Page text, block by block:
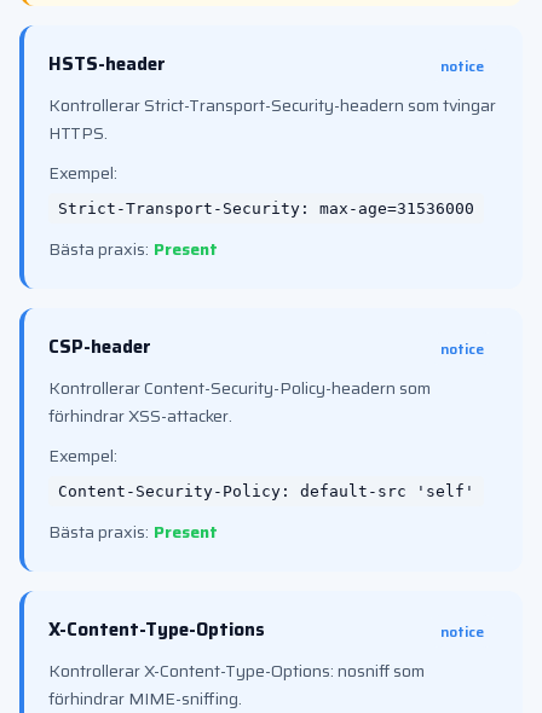
HSTS-header notice
Kontrollerar Strict-Transport-Security-headern som tvingar
HTTPS.
Exempel:
Strict-Transport-Security: max-age=31536000
Bästa praxis: Present
CSP-header notice
Kontrollerar Content-Security-Policy-headern som
förhindrar XSS-attacker.
Exempel:
Content-Security-Policy: default-src 'self'
Bästa praxis: Present
X-Content-Type-Options notice
Kontrollerar X-Content-Type-Options: nosniff som
förhindrar MIME-sniffing.